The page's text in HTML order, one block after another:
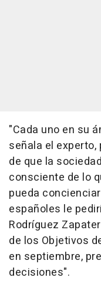
"Cada uno en su
señala el
de que la
consciente de lo
pueda
españoles le
Rodríguez
de los Objetivos
en septiembre,
decisiones".